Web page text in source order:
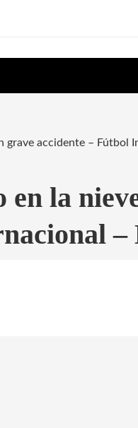
grave accidente – Fútbol
la
–